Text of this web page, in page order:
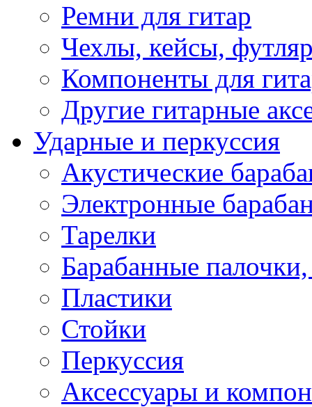
Ремни для гитар
Чехлы, кейсы,
Компоненты для
Другие гитарные
Ударные и перкуссия
Акустические
Электронные
Тарелки
Барабанные
Пластики
Стойки
Перкуссия
Аксессуары и